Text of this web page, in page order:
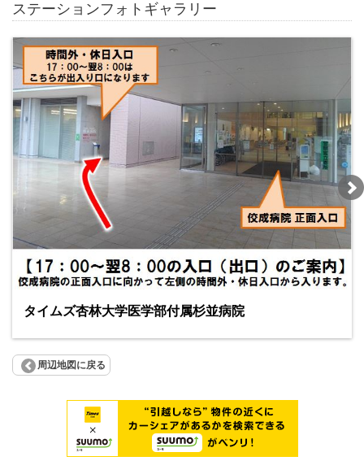
ステーションフォトギャラリー
タイムズ杏林大学医学部付属杉並病院
周辺地図に戻る